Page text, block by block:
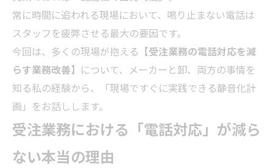
常に時間に追われる現場において、鳴り止まない電話は
スタッフを疲弊させる最大の要因です。
今回は、多くの現場が抱える 【受注業務の電話対応を減
らす業務改善】 について、メーカーと卸、両方の事情を
知る私の経験から、「現場ですぐに実践できる静音化計
画」をお話しします。
受注業務における「電話対応」が減ら
ない本当の理由